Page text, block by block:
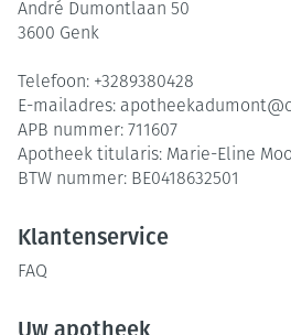
André Dumontlaan 50
3600 Genk
Telefoon: +3289380428
E-mailadres: apotheekadumont@
APB nummer: 711607
Apotheek titularis: Marie-Eline
BTW nummer: BE0418632501
Klantenservice
FAQ
Uw apotheek